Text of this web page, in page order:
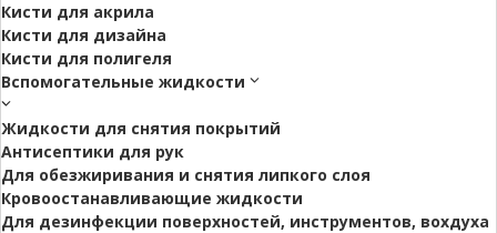
Кисти для акрила
Кисти для дизайна
Кисти для полигеля
Вспомогательные жидкости
Жидкости для снятия покрытий
Антисептики для рук
Для обезжиривания и снятия липкого слоя
Кровоостанавливающие жидкости
Для дезинфекции поверхностей, инструментов, вохдуха